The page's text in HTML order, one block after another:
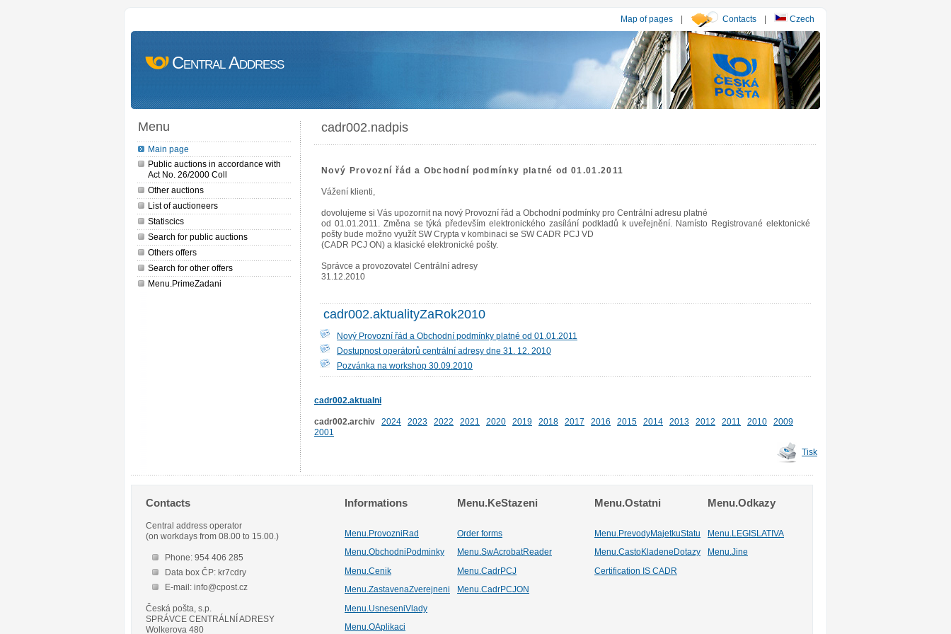
Map of pages | Contacts | Czech
Central Address
Menu
Main page
Public auctions in accordance with
Act No. 26/2000 Coll
Other auctions
List of auctioneers
Statiscics
Search for public auctions
Others offers
Search for other offers
Menu.PrimeZadani
cadr002.nadpis
Nový Provozní řád a Obchodní podmínky platné od 01.01.2011
Vážení klienti,
dovolujeme si Vás upozornit na nový Provozní řád a Obchodní podmínky pro Centrální adresu platné
od 01.01.2011. Změna se týká především elektronického zasílání podkladů k uveřejnění. Namísto Registrované elektonické
pošty bude možno využít SW Crypta v kombinaci se SW CADR PCJ VD
(CADR PCJ ON) a klasické elektronické pošty.
Správce a provozovatel Centrální adresy
31.12.2010
cadr002.aktualityZaRok2010
Nový Provozní řád a Obchodní podmínky platné od 01.01.2011
Dostupnost operátorů centrální adresy dne 31. 12. 2010
Pozvánka na workshop 30.09.2010
cadr002.aktualni
cadr002.archiv 2024 2023 2022 2021 2020 2019 2018 2017 2016 2015 2014 2013 2012 2011 2010
2009
2001
Tisk
Contacts
Central address operator
(on workdays from 08.00 to 15.00.)
Phone: 954 406 285
Data box ČP: kr7cdry
E-mail: info@cpost.cz
Česká pošta, s.p.
SPRÁVCE CENTRÁLNÍ ADRESY
Wolkerova 480
Informations Menu.KeStazeni Menu.Ostatni Menu.Odkazy
Menu.ProvozniRad Order forms Menu.PrevodyMajetkuStatu
Menu.LEGISLATIVA
Menu.ObchodniPodminky
Menu.SwAcrobatReader Menu.CastoKladeneDotazy Menu.Jine
Menu.Cenik Menu.CadrPCJ
Certification IS CADR
Menu.ZastavenaZverejneni
Menu.CadrPCJON
Menu.UsneseniVlady
Menu.OAplikaci